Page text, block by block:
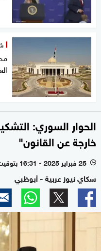
الحوار السوري:
خارجة عن القانون"
l 25 فبراير 2025 - 16:31 بتوقيت أبوظبي
سكاي نيوز عربية - أبوظبي